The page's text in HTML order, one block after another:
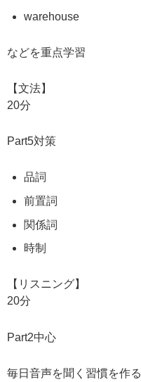
warehouse
などを重点学習
【文法】
20分
Part5対策
品詞
前置詞
関係詞
時制
【リスニング】
20分
Part2中心
毎日音声を聞く習慣を作る